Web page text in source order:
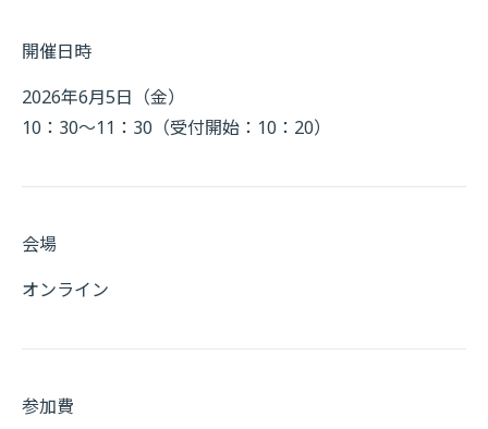
開催日時
2026年6月5日（金）
10：30～11：30（受付開始：10：20）
会場
オンライン
参加費